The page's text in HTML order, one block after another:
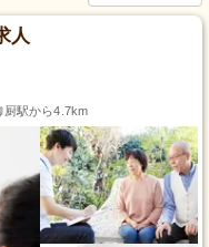
人
厨駅から4.7km